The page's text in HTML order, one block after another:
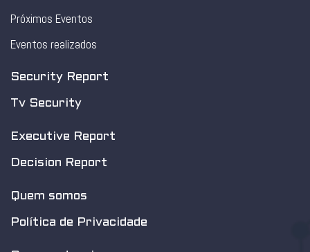
Próximos Eventos
Eventos realizados
Security Report
Tv Security
Executive Report
Decision Report
Quem somos
Política de Privacidade